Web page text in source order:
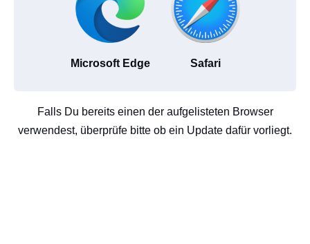
Microsoft Edge Safari
Falls Du bereits einen der aufgelisteten Browser
verwendest, überprüfe bitte ob ein Update dafür vorliegt.